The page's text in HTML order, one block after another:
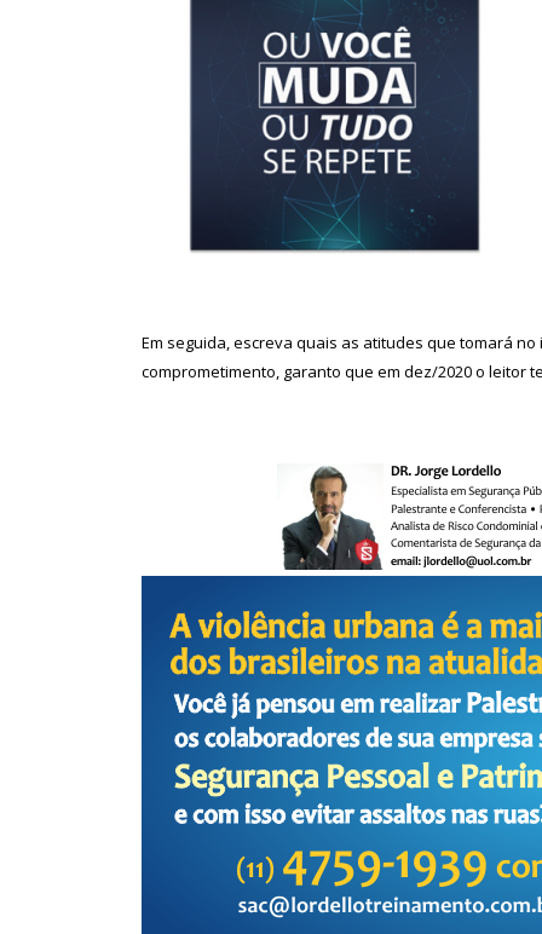
Em seguida, escreva quais as atitudes que tomará
comprometimento, garanto que em dez/2020 o leitor